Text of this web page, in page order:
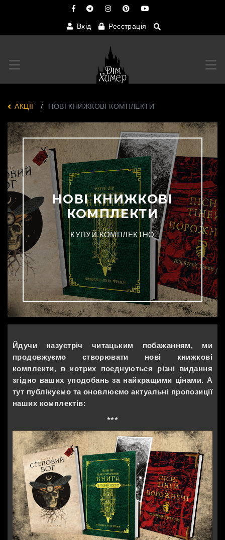
Вхід Реєстрація
Переключити навігацію
АКЦІЇ НОВІ КНИЖКОВІ КОМПЛЕКТИ
НОВІ КНИЖКОВІ
КОМПЛЕКТИ
КУПУЙ КОМПЛЕКТНО
Йдучи назустріч читацьким побажанням, ми
продовжуємо створювати нові книжкові
комплекти, в котрих поєднуються різні видання
згідно ваших уподобань за найкращими цінами. А
тут публікуємо та оновлюємо актуальні пропозиції
наших комплектів:
***